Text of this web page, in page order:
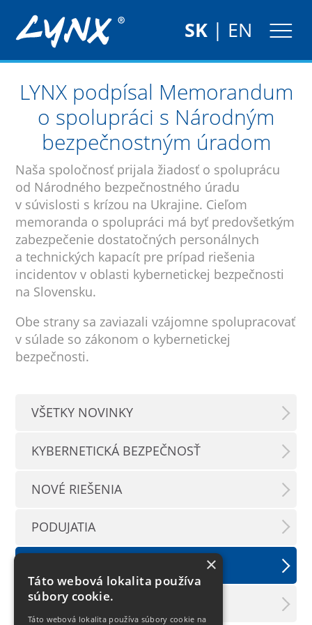
SK| EN
LYNX podpísal Memorandum
o spolupráci s Národným
bezpečnostným úradom
Naša spoločnosť prijala žiadosť o spoluprácu
od Národného bezpečnostného úradu
v súvislosti s krízou na Ukrajine. Cieľom
memoranda o spolupráci má byť predovšetkým
zabezpečenie dostatočných personálnych
a technických kapacít pre prípad riešenia
incidentov v oblasti kybernetickej bezpečnosti
na Slovensku.
Obe strany sa zaviazali vzájomne spolupracovať
v súlade so zákonom o kybernetickej
bezpečnosti.
VŠETKY NOVINKY
KYBERNETICKÁ BEZPEČNOSŤ
NOVÉ RIEŠENIA
PODUJATIA
LX INFORMAČNÝ SERVIS
×
Táto webová lokalita používa
súbory cookie.
Táto webová lokalita používa súbory cookie na